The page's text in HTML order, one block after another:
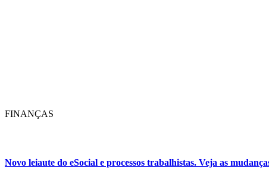
FINANÇAS​
Novo leiaute do eSocial e processos trabalhistas. Veja as